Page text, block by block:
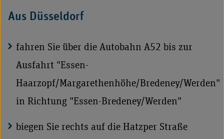
Aus Düsseldorf
fahren Sie über die Autobahn A52 bis zur
Ausfahrt "Essen-
Haarzopf/Margarethenhöhe/Bredeney/Werden"
in Richtung "Essen-Bredeney/Werden"
biegen Sie rechts auf die Hatzper Straße